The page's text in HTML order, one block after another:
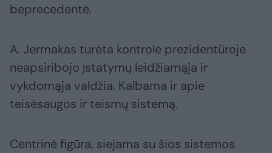
beprecedentė.
A. Jermakas turėta kontrolė prezidentūroje
neapsiribojo įstatymų leidžiamąja ir
vykdomąja valdžia. Kalbama ir apie
teisėsaugos ir teismų sistemą.
Centrinė figūra, siejama su šios sistemos